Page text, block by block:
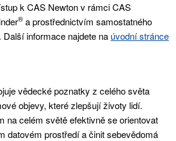
k CAS Newton v rámci CAS
® a prostřednictvím samostatného
informace najdete na úvodní stránce
vědecké poznatky z celého světa
objevy, které zlepšují životy lidí.
na celém světě efektivně se orientovat
datovém prostředí a činit sebevědomá